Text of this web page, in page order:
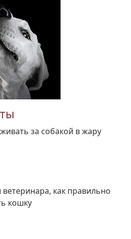
за собакой в жару
ветеринара, как правильно
кошку